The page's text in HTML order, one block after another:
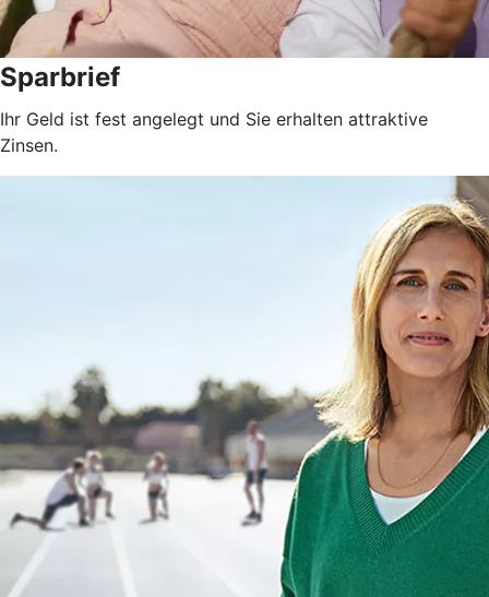
Sparbrief
Ihr Geld ist fest angelegt und Sie erhalten attraktive
Zinsen.